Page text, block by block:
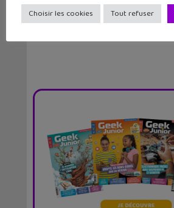
Choisir les cookies Tout refuser